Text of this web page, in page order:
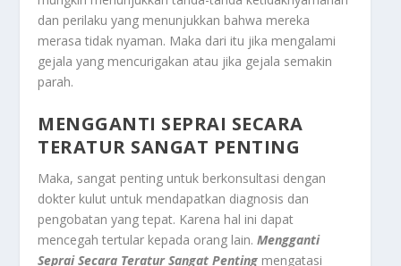
dan perilaku yang menunjukkan bahwa mereka
merasa tidak nyaman. Maka dari itu jika mengalami
gejala yang mencurigakan atau jika gejala semakin
parah.
MENGGANTI SEPRAI SECARA
TERATUR SANGAT PENTING
Maka, sangat penting untuk berkonsultasi dengan
dokter kulut untuk mendapatkan diagnosis dan
pengobatan yang tepat. Karena hal ini dapat
mencegah tertular kepada orang lain.Mengganti
Seprai Secara Teratur Sangat Penting mengatasi